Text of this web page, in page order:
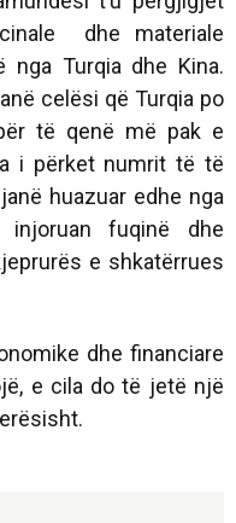
dhe materiale
nga Turqia dhe Kina.
celësi që Turqia po
të qenë më pak e
i përket numrit të të
huazuar edhe nga
fuqinë dhe
e shkatërrues
dhe financiare
e cila do të jetë një